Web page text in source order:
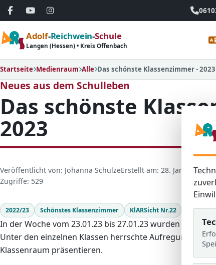
Adolf-Reichwein-Schule
Langen (Hessen) • Kreis Offenbach
Startseite Medienraum Alle Das schönste Klassenzimmer - 2023
Neues aus dem Schulleben
Das schönste
2023
D
e
a
i
l
s
Veröffentlicht von: Johanna SchulzeErstellt am: 28. Januar 2023
Zugriffe: 529
2022/23 Schönstes Klassenzimmer KlARSicht Nr.22
In der Woche vom 23.01.23 bis 27.01.23 wurden die
Unter den einzelnen Klassen herrschte Aufregung und
Klassenraum präsentieren.